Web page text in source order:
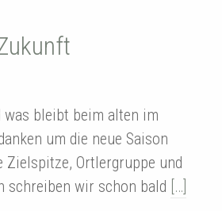
was bleibt beim alten im
um die neue Saison
Zielspitze, Ortlergruppe und
schreiben wir schon bald […]